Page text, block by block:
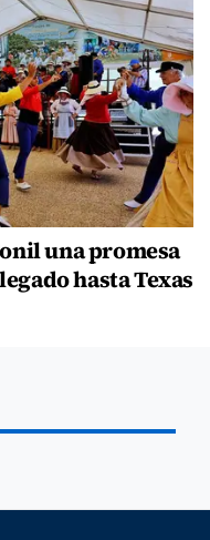
una promesa
hasta Texas